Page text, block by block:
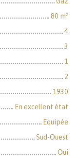
80 m²
4
3
1
2
1930
En excellent état
Equipée
Sud-Ouest
Oui